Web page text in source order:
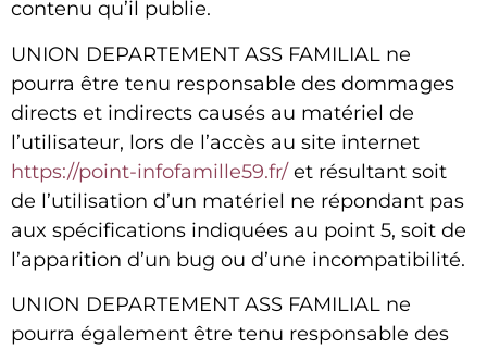
contenu qu’il publie.
UNION DEPARTEMENT ASS FAMILIAL ne
pourra être tenu responsable des dommages
directs et indirects causés au matériel de
l’utilisateur, lors de l’accès au site internet
https://point-infofamille59.fr/et résultant soit
de l’utilisation d’un matériel ne répondant pas
aux spécifications indiquées au point 5, soit de
l’apparition d’un bug ou d’une incompatibilité.
UNION DEPARTEMENT ASS FAMILIAL ne
pourra également être tenu responsable des